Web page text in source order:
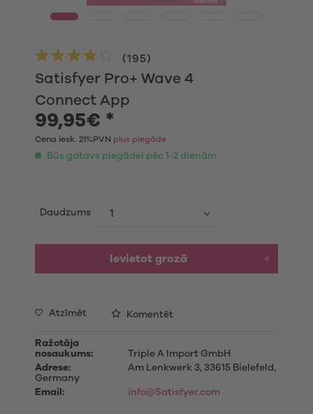
Satisfyer Pro+ Wave 4
Connect App
(195)
99,95€ *
Cena iesk. 21%PVN plus piegāde
Būs gatavs piegādei pēc 1-2 dienām
Daudzums
Ievietot grozā
Atzīmēt Komentēt
Ražotāja
nosaukums:
Triple A Import GmbH
Adrese:
Am Lenkwerk 3, 33615 Bielefeld,
Germany
Email:
info@Satisfyer.com